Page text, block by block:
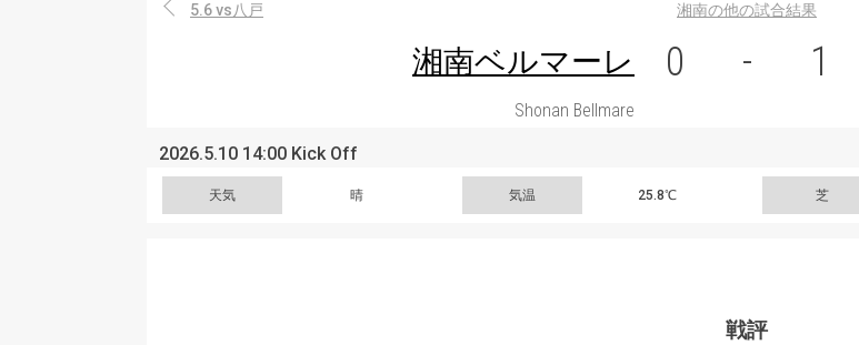
5.6 vs八戸 湘南の他の試合結果
湘南ベルマーレ 0 - 1
Shonan Bellmare
2026.5.10 14:00 Kick Off
天気 晴 気温 25.8℃ 芝
戦評